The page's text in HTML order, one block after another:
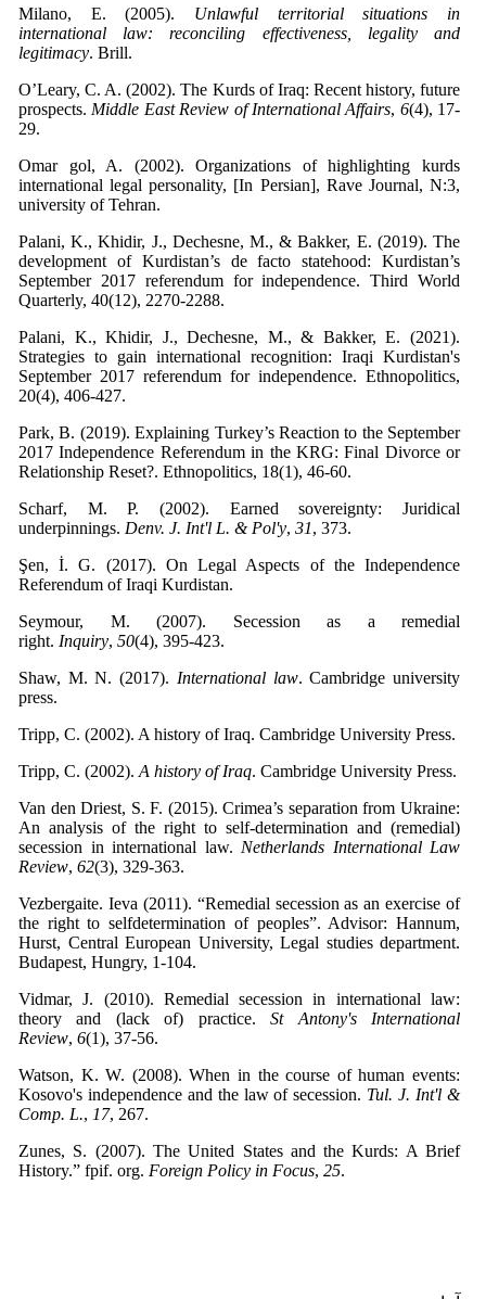
Milano, E. (2005). Unlawful territorial situations in
international law: reconciling effectiveness, legality and
legitimacy
O’Leary, C. A. (2002). The Kurds of Iraq: Recent history, future
prospects. Middle East Review of International Affairs, 6(4), 17-
Omar gol, A. (2002). Organizations of highlighting kurds
international legal personality, [In Persian], Rave Journal, N:3,
university of Tehran.
Palani, K., Khidir, J., Dechesne, M., & Bakker, E. (2019). The
development of Kurdistan’s de facto statehood: Kurdistan’s
September 2017 referendum for independence. Third World
Quarterly, 40(12), 2270-2288.
Palani, K., Khidir, J., Dechesne, M., & Bakker, E. (2021).
Strategies to gain international recognition: Iraqi Kurdistan's
September 2017 referendum for independence. Ethnopolitics,
20(4), 406-427.
Park, B. (2019). Explaining Turkey’s Reaction to the September
2017 Independence Referendum in the KRG: Final Divorce or
Relationship Reset?. Ethnopolitics, 18(1), 46-60.
Scharf, M. P. (2002). Earned sovereignty: Juridical
underpinnings. Denv. J. Int'l L. & Pol'y, 31
Şen, İ. G. (2017). On Legal Aspects of the Independence
Seymour, M. (2007). Secession as a remedial
right. Inquiry, 50
Shaw, M. N. (2017). International law. Cambridge university
Tripp, C. (2002). A history of Iraq
Van den Driest, S. F. (2015). Crimea’s separation from Ukraine:
An analysis of the right to self-determination and (remedial)
secession in international law. Netherlands International Law
Review, 62
Vezbergaite. Ieva (2011). “Remedial secession as an exercise of
the right to selfdetermination of peoples”. Advisor: Hannum,
Hurst, Central European University, Legal studies department.
Budapest, Hungry, 1-104.
Vidmar, J. (2010). Remedial secession in international law:
theory and (lack of) practice.St Antony's International
Review, 6
Watson, K. W. (2008). When in the course of human events:
Kosovo's independence and the law of secession. Tul. J. Int'l &
Comp. L., 17
Zunes, S. (2007). The United States and the Kurds: A Brief
History.” fpif. org. Foreign Policy in Focus, 25